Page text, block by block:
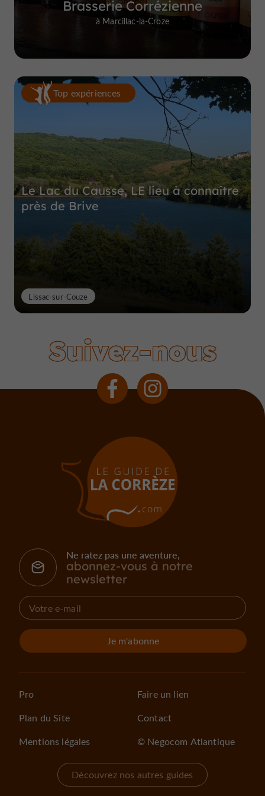
Brasserie Corrézienne
à Marcillac-la-Croze
Top expériences
Le Lac du Causse, LE lieu à connaître
près de Brive
Lissac-sur-Couze
Suivez-nous
Ne ratez pas une aventure,
abonnez-vous à notre
newsletter
Je m'abonne
Pro
Plan du Site
Mentions légales
Faire un lien
Contact
© Negocom Atlantique
Découvrez nos autres guides